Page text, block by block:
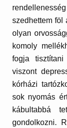
szedhettem föl
olyan
komoly
fogja
viszont
kórházi
sok nyomás
kábultabbá
gondolkozni.